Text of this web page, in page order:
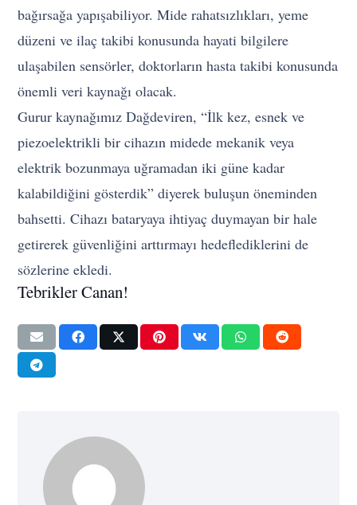
bağırsağa yapışabiliyor. Mide rahatsızlıkları, yeme
düzeni ve ilaç takibi konusunda hayati bilgilere
ulaşabilen sensörler, doktorların hasta takibi konusunda
önemli veri kaynağı olacak.
Gurur kaynağımız Dağdeviren, “İlk kez, esnek ve
piezoelektrikli bir cihazın midede mekanik veya
elektrik bozunmaya uğramadan iki güne kadar
kalabildiğini gösterdik” diyerek buluşun öneminden
bahsetti. Cihazı bataryaya ihtiyaç duymayan bir hale
getirerek güvenliğini arttırmayı hedeflediklerini de
sözlerine ekledi.
Tebrikler Canan!